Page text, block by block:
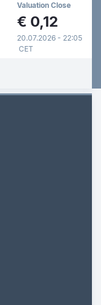
Valuation Close
€ 0,12
20.07.2026 - 22:05
CET